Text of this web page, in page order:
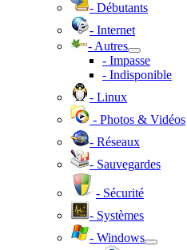
- Débutants
- Internet
- Autres
- Impasse
- Indisponible
- Linux
- Photos & Vidéos
- Réseaux
- Sauvegardes
- Sécurité
- Systèmes
- Windows